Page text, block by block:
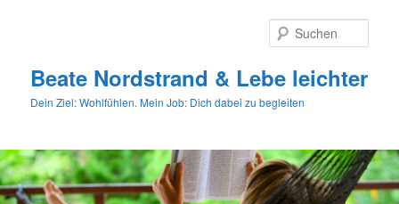
Beate Nordstrand & Lebe leichter
Dein Ziel: Wohlfühlen. Mein Job: Dich dabei zu begleiten